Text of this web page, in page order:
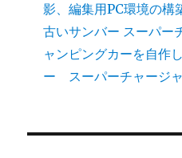
影、編集用PC環境の
古いサンバー スーパー
ャンピングカーを自作
ー スーパーチャー